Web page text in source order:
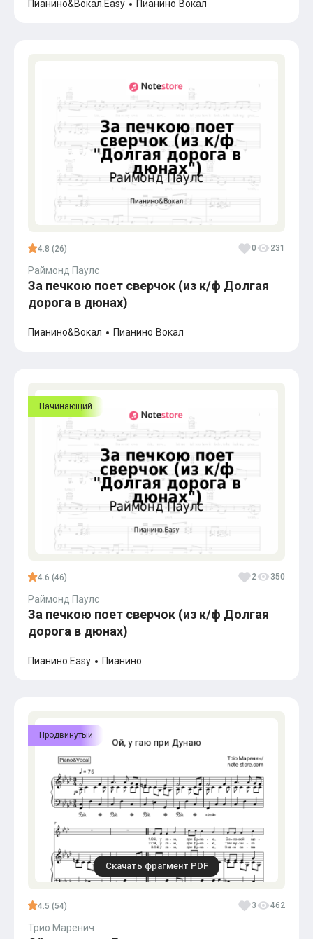
Пианино&Вокал.Easy Пианино Вокал
4.8 (26) 0 231
Раймонд Паулс
За печкою поет сверчок (из к/ф Долгая
дорога в дюнах)
Пианино&Вокал Пианино Вокал
Начинающий
4.6 (46) 2 350
Раймонд Паулс
За печкою поет сверчок (из к/ф Долгая
дорога в дюнах)
Пианино.Easy Пианино
Продвинутый
Скачать фрагмент PDF
4.5 (54) 3 462
Трио Маренич